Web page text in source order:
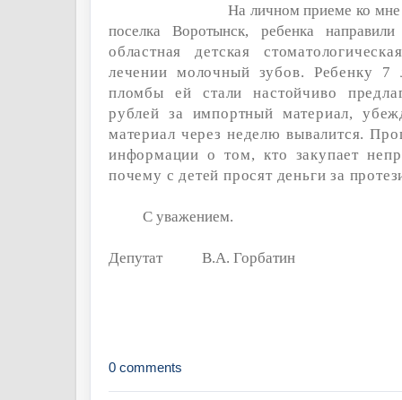
На личном приеме ко мне
поселка Воротынск, ребенка
областная детская
лечении молочный зубов. Ребенку 7
пломбы ей стали настойчиво
рублей за импортный материал,
материал через неделю вывалится.
информации о том, кто закупает
почему с детей просят деньги за
С уважением.
ДепутатВ.А. Горбатин
0 comments